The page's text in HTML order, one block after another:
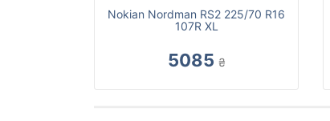
Nokian Nordman RS2 225/70 R16
107R XL
5085 ₴